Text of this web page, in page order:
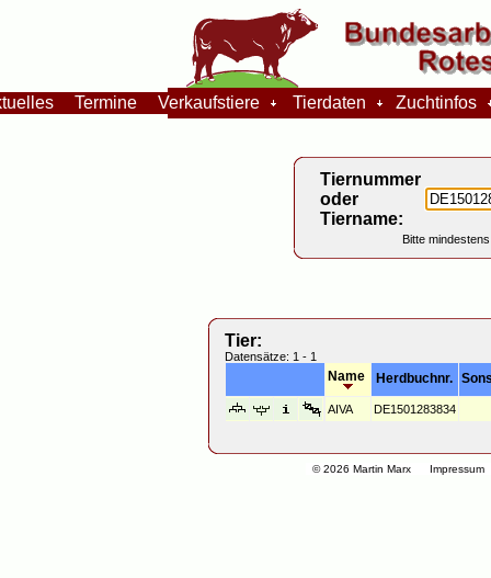
© 2026 Martin Marx Impressum
Termine Verkaufstiere Tierdaten Zuchtinfos
Tiernummer
oder
Tiername:
Bitte
Tier:
Datensätze: 1 - 1
Name Herdbuchnr.
AIVA DE1501283834